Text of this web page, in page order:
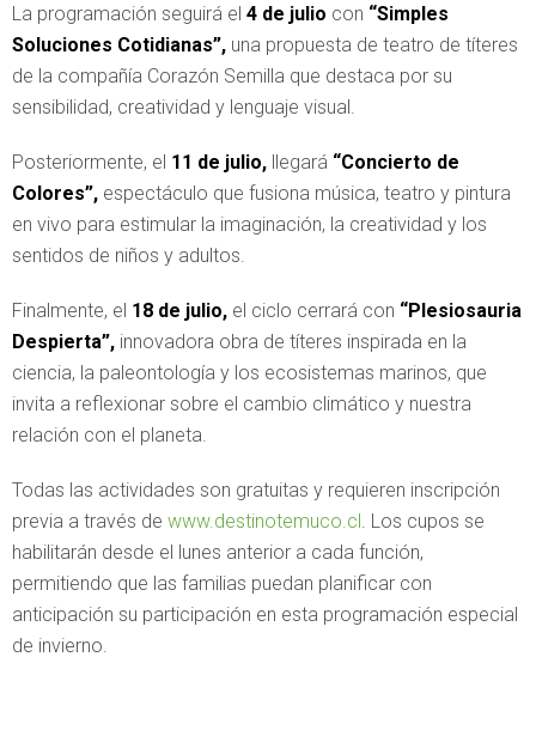
La programación seguirá el 4 de julio con “Simples
Soluciones Cotidianas”, una propuesta de teatro de títeres
de la compañía Corazón Semilla que destaca por su
sensibilidad, creatividad y lenguaje visual.
Posteriormente, el 11 de julio, llegará “Concierto de
Colores”, espectáculo que fusiona música, teatro y pintura
en vivo para estimular la imaginación, la creatividad y los
sentidos de niños y adultos.
Finalmente, el 18 de julio, el ciclo cerrará con “Plesiosauria
Despierta”, innovadora obra de títeres inspirada en la
ciencia, la paleontología y los ecosistemas marinos, que
invita a reflexionar sobre el cambio climático y nuestra
relación con el planeta.
Todas las actividades son gratuitas y requieren inscripción
previa a través de www.destinotemuco.cl. Los cupos se
habilitarán desde el lunes anterior a cada función,
permitiendo que las familias puedan planificar con
anticipación su participación en esta programación especial
de invierno.